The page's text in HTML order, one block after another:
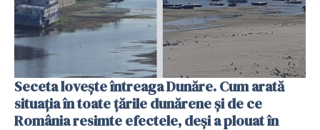
Seceta lovește întreaga Dunăre. Cum arată
situația în toate țările dunărene și de ce
România resimte efectele, deși a plouat în